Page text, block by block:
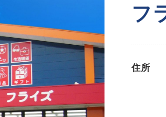
フ
住所